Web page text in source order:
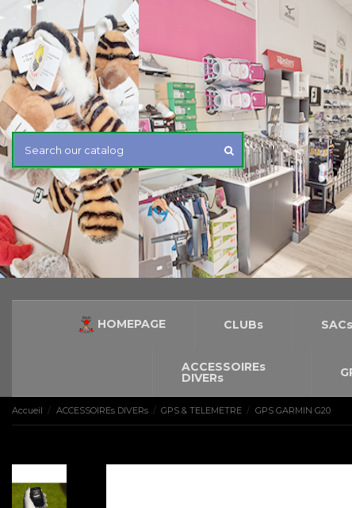
HOMEPAGE CLUBs SACs
ACCESSOIREs
DIVERs
Accueil ACCESSOIREs DIVERs GPS & TELEMETRE GPS GARMIN G20